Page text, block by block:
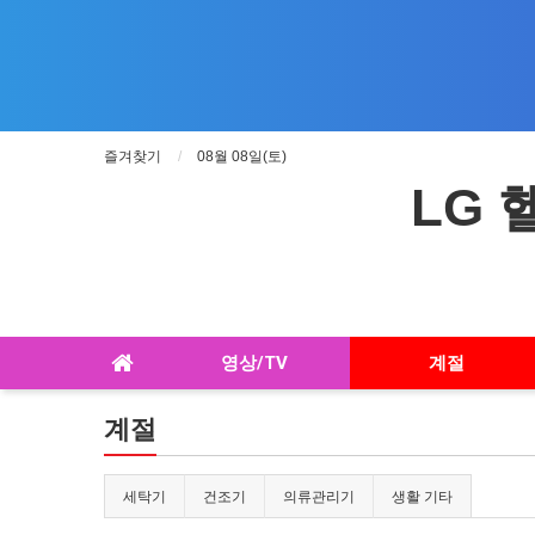
즐겨찾기 08월 08일(토)
LG
영상/TV 계절
계절
세탁기 건조기 의류관리기 생활 기타